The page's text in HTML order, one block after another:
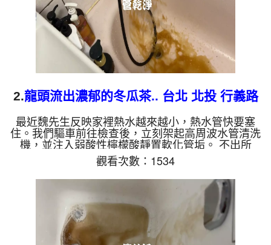
2.龍頭流出濃郁的冬瓜茶.. 台北 北投 行義路
水管清洗
最近魏先生反映家裡熱水越來越小，熱水管快要塞
住。我們驅車前往檢查後，立刻架起高周波水管清洗
機，並注入弱酸性檸檬酸靜置軟化管垢。 不出所
料，螺旋波模式一啟動，原本透明的水瞬間變成濃郁
的「冬瓜茶」！這就是長年累積在管壁的泥沙與鐵
鏽。經過兩個多小時的奮戰，水流終於從汙濁轉為清
澈，熱水也恢復了往日的出水量。 為什麼水管需要
定期「大掃除」？ 管壁髒汙靠一般水壓難以清除，
不同的水質也會產生不同的「色彩反應」： 咖啡色
（鐵鏽/泥沙）： 常見於自來水管線老化。 石油黑
（氧...
觀看次數：1534